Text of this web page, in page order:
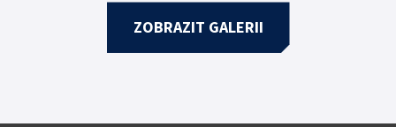
ZOBRAZIT GALERII